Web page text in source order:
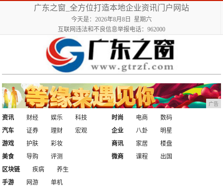
广东之窗_全方位打造本地企业资讯门户网站
今天是：2026年8月8日 星期六
互联网违法和不良信息举报电话：962000
广告
资讯 财经 娱乐
科技
汽车
证券 理财 宏观
时尚 电商
数码
企业
八卦
明星
游戏
护肤
彩妆
美食
导购 评测
商讯 家居
楼盘
微商
课程
出国
区块链
疾病
养生
手游
网游 单机